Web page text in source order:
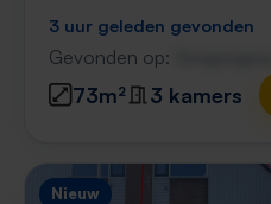
3 uur geleden gevonden
Gevonden op:
73m² 3 kamers
Nieuw